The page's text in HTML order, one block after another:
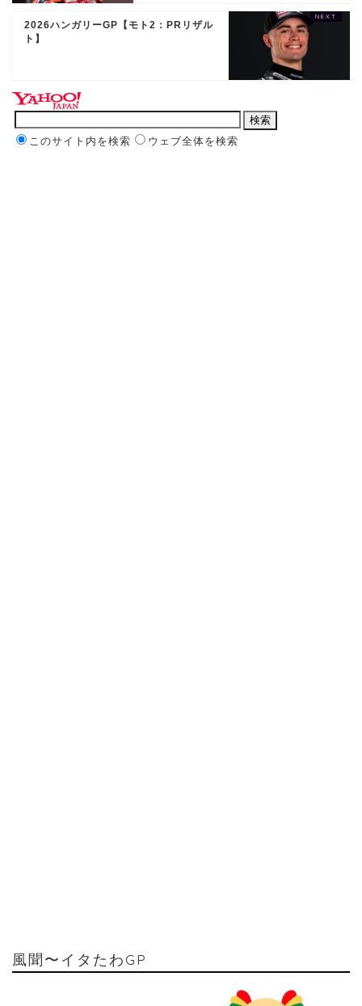
2026ハンガリーGP【モト2：PRリザル
ト】
このサイト内を検索 ウェブ全体を検索
風聞〜イタたわGP